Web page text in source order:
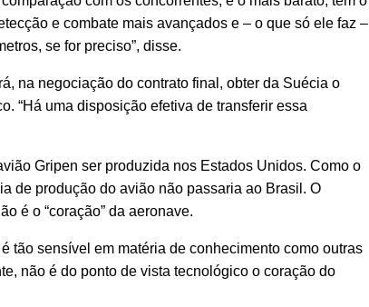
e combate mais avançados e – o que só ele faz –
se for preciso”, disse.
na negociação do contrato final, obter da Suécia o
“Há uma disposição efetiva de transferir essa
Gripen ser produzida nos Estados Unidos. Como o
de produção do avião não passaria ao Brasil. O
é o “coração” da aeronave.
tão sensível em matéria de conhecimento como outras
não é do ponto de vista tecnológico o coração do